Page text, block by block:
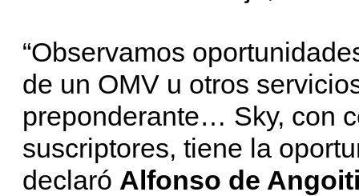
“Observamos
de un OMV u otros
preponderante… Sky, con
suscriptores, tiene la
declaró Alfonso de